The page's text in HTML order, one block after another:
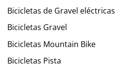
Bicicletas de Gravel eléctricas
Bicicletas Gravel
Bicicletas Mountain Bike
Bicicletas Pista